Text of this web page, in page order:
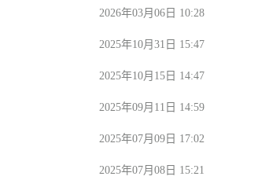
2026年03月06日 10:28
2025年10月31日 15:47
2025年10月15日 14:47
2025年09月11日 14:59
2025年07月09日 17:02
2025年07月08日 15:21